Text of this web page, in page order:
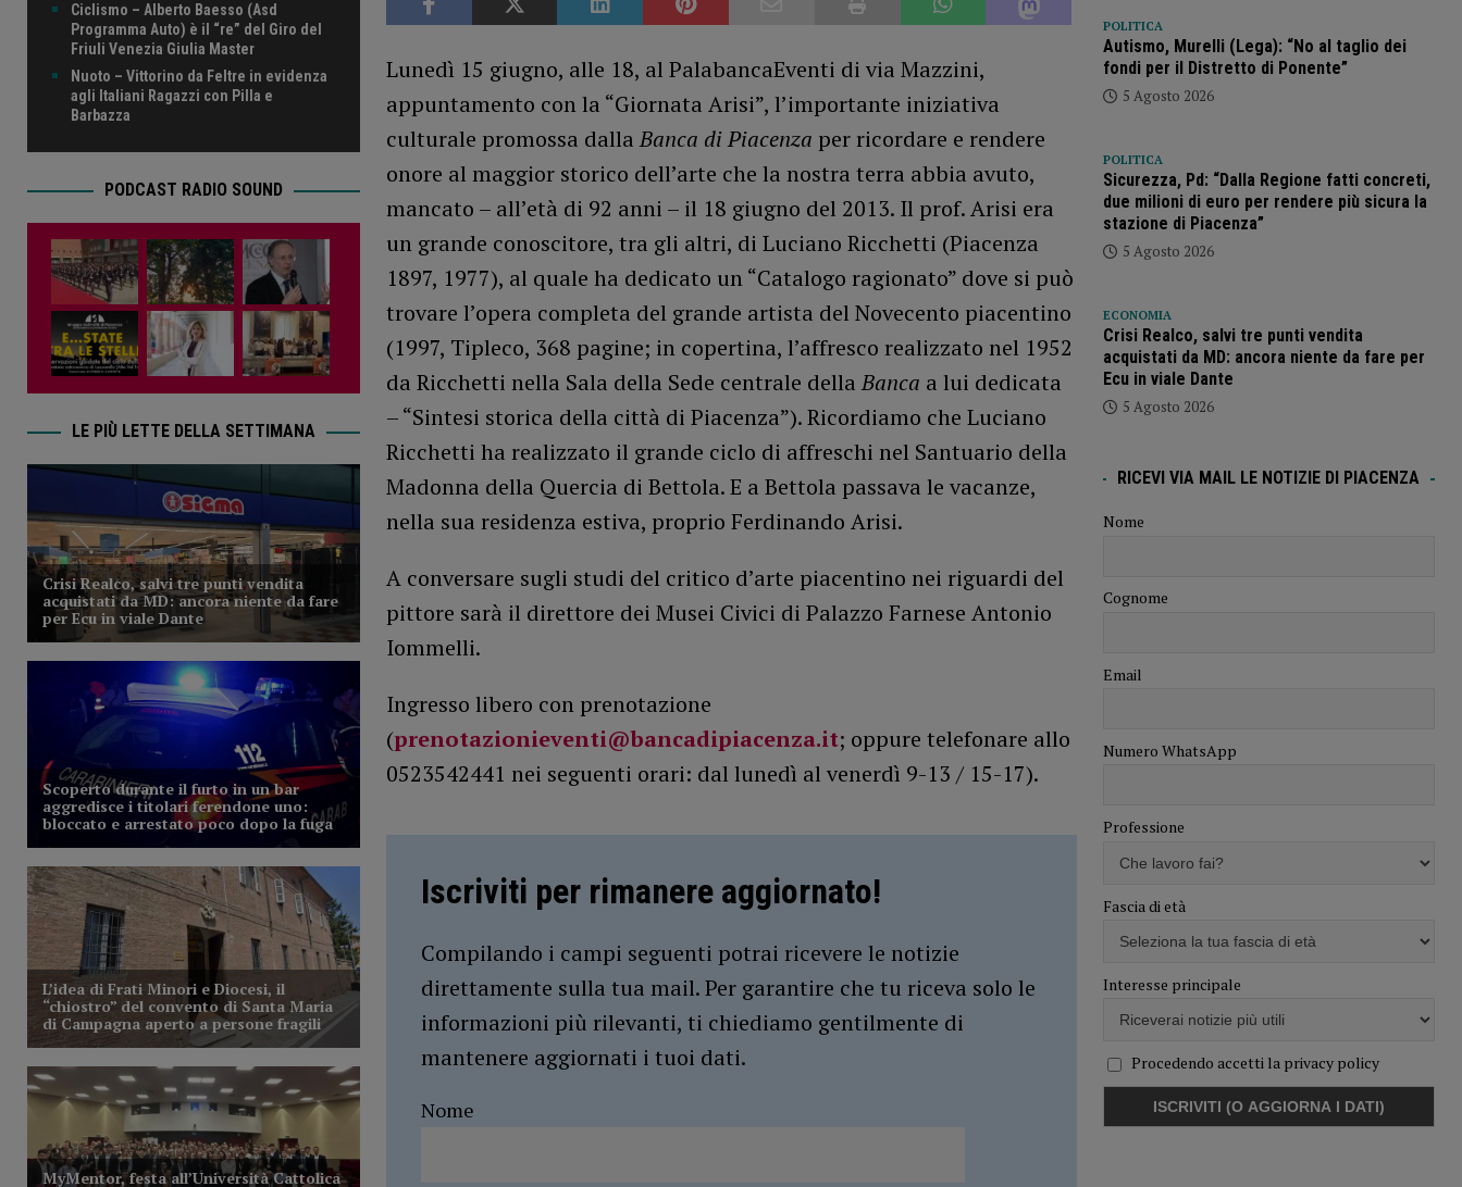
Lunedì 15 giugno, alle 18, al PalabancaEventi di via Mazzini,
appuntamento con la “Giornata Arisi”, l’importante iniziativa
culturale promossa dallaBanca di Piacenza per ricordare e rendere
onore al maggior storico dell’arte che la nostra terra abbia avuto,
mancato – all’età di 92 anni – il 18 giugno del 2013. Il prof. Arisi era
un grande conoscitore, tra gli altri, di Luciano Ricchetti (Piacenza
1897, 1977), al quale ha dedicato un “Catalogo ragionato” dove si può
trovare l’opera completa del grande artista del Novecento piacentino
(1997, Tipleco, 368 pagine; in copertina, l’affresco realizzato nel 1952
da Ricchetti nella Sala della Sede centrale dellaBanca a lui dedicata
– “Sintesi storica della città di Piacenza”). Ricordiamo che Luciano
Ricchetti ha realizzato il grande ciclo di affreschi nel Santuario della
Madonna della Quercia di Bettola. E a Bettola passava le vacanze,
nella sua residenza estiva, proprio Ferdinando Arisi.
A conversare sugli studi del critico d’arte piacentino nei riguardi del
pittore sarà il direttore dei Musei Civici di Palazzo Farnese Antonio
Iommelli.
Ingresso libero con prenotazione
(prenotazionieventi@bancadipiacenza.it; oppure telefonare allo
0523542441 nei seguenti orari: dal lunedì al venerdì 9-13 / 15-17).
Iscriviti per rimanere aggiornato!
Compilando i campi seguenti potrai ricevere le notizie
direttamente sulla tua mail. Per garantire che tu riceva solo le
informazioni più rilevanti, ti chiediamo gentilmente di
mantenere aggiornati i tuoi dati.
Nome
Ciclismo – Alberto Baesso (Asd
Programma Auto) è il “re” del Giro del
Friuli Venezia Giulia Master
Nuoto – Vittorino da Feltre in evidenza
agli Italiani Ragazzi con Pilla e
Barbazza
PODCAST RADIO SOUND
LE PIÙ LETTE DELLA SETTIMANA
POLITICA
Autismo, Murelli (Lega): “No al taglio dei
fondi per il Distretto di Ponente”
5 Agosto 2026
POLITICA
Sicurezza, Pd: “Dalla Regione fatti concreti,
due milioni di euro per rendere più sicura la
stazione di Piacenza”
5 Agosto 2026
ECONOMIA
Crisi Realco, salvi tre punti vendita
acquistati da MD: ancora niente da fare per
Ecu in viale Dante
5 Agosto 2026
RICEVI VIA MAIL LE NOTIZIE DI PIACENZA
Nome
Cognome
Email
Numero WhatsApp
Professione
Fascia di età
Interesse principale
Procedendo accetti la privacy policy